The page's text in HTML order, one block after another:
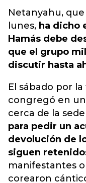
Netanyahu,
lunes, ha dicho
Hamás debe
que el grupo
discutir hasta
El sábado por
congregó en
cerca de la
para pedir un
devolución de
siguen
manifestantes
corearon